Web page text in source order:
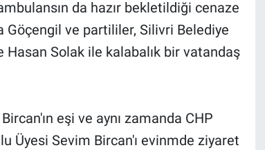
da hazır bekletildiği cenaze
Göçengil ve partililer, Silivri Belediye
Hasan Solak ile kalabalık bir vatandaş
eşi ve aynı zamanda CHP
Üyesi Sevim Bircan'ı evinmde ziyaret